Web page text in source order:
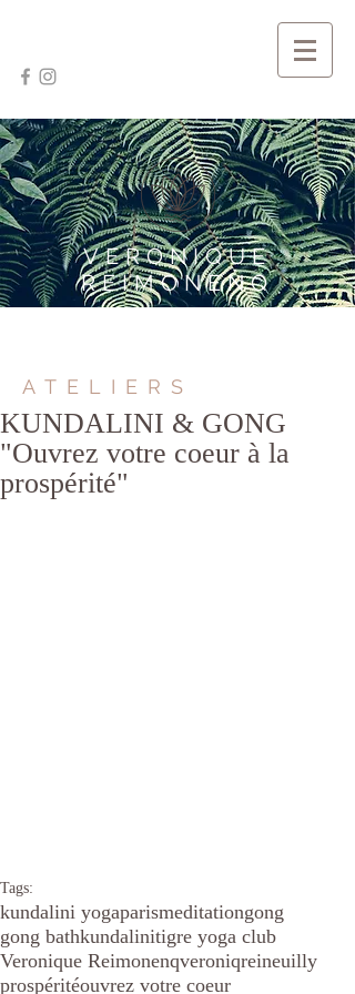
VERONIQUE
REIMONENQ
ATELIERS
KUNDALINI & GONG
"Ouvrez votre coeur à la
prospérité"
Tags:
kundalini yogaparismeditationgong
gong bathkundalinitigre yoga club
Veronique Reimonenqveroniqreineuilly
prospéritéouvrez votre coeur